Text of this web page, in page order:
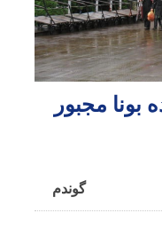
بونا مجبور
گوندم